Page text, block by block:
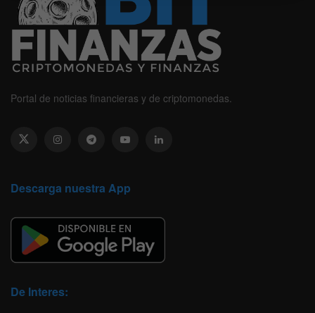
Portal de noticias financieras y de criptomonedas.
Descarga nuestra App
De Interes: